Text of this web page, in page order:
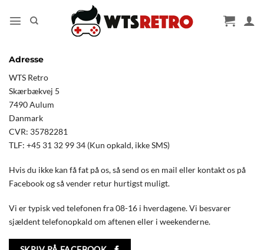
Adresse
WTS Retro
Skærbækvej 5
7490 Aulum
Danmark
CVR: 35782281
TLF: +45 31 32 99 34 (Kun opkald, ikke SMS)
Hvis du ikke kan få fat på os, så send os en mail eller kontakt os på
Facebook og så vender retur hurtigst muligt.
Vi er typisk ved telefonen fra 08-16 i hverdagene. Vi besvarer
sjældent telefonopkald om aftenen eller i weekenderne.